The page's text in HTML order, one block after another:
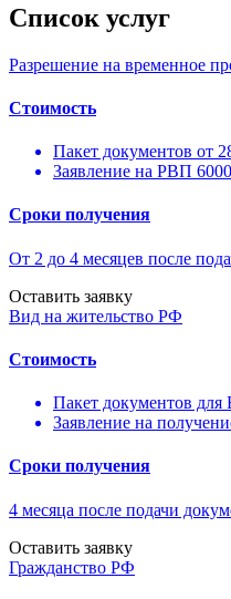
Список услуг
Разрешение на временное
Стоимость
Пакет документов от
Заявление на РВП
Сроки получения
От 2 до 4 месяцев после
Оставить заявку
Вид на жительство РФ
Стоимость
Пакет документов
Заявление на
Сроки получения
4 месяца после подачи
Оставить заявку
Гражданство РФ